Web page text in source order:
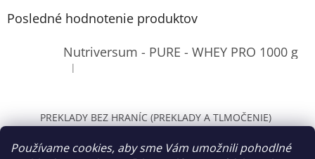
Používame cookies, aby sme Vám umožnili pohodlné
Posledné hodnotenie produktov
Nutriversum - PURE - WHEY PRO 1000 g
Hodnotenie produktu je 4 z 5 hviezdičiek.
|
PREKLADY BEZ HRANÍC (PREKLADY A TLMOČENIE)
WOLT Bratislava